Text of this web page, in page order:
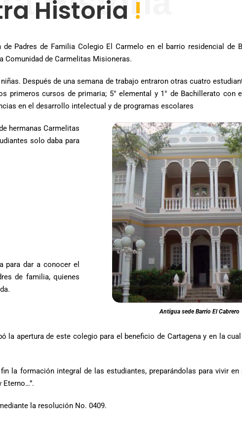
Historia !
Padres de Familia Colegio El Carmelo en el barrio residencial de
Comunidad de Carmelitas Misioneras.
Después de una semana de trabajo entraron otras cuatro
primeros cursos de primaria; 5° elemental y 1° de Bachillerato con
en el desarrollo intelectual y de programas escolares
hermanas Carmelitas
solo daba para
para dar a conocer el
de familia, quienes
Antigua sede Barrio El Cabrero
la apertura de este colegio para el beneficio de Cartagena y en la
la formación integral de las estudiantes, preparándolas para vivir
la resolución No. 0409.